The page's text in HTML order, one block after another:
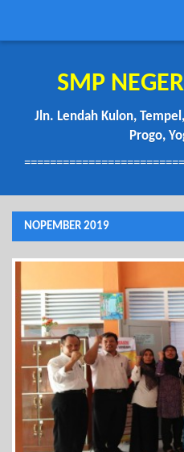
SMP
Jln. Lendah Kulon,
Progo,
NOPEMBER 2019